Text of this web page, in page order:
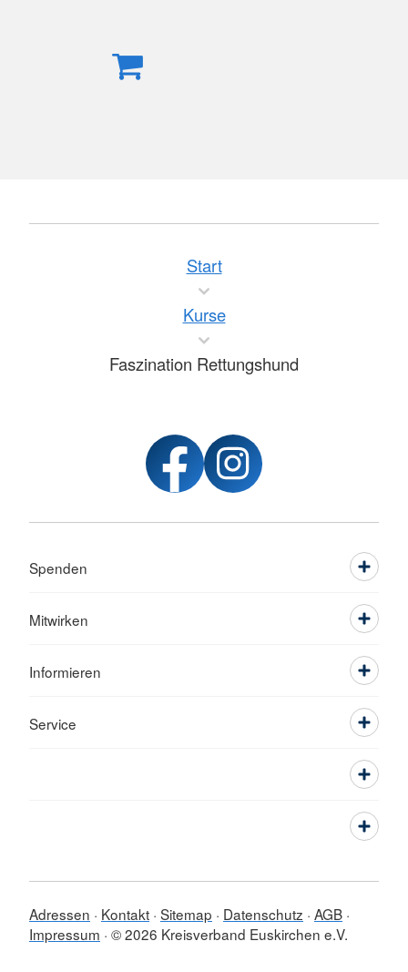
Start
Kurse
Faszination Rettungshund
Spenden
Mitwirken
Informieren
Service
Adressen Kontakt Sitemap Datenschutz AGB
Impressum © 2026 Kreisverband Euskirchen e.V.